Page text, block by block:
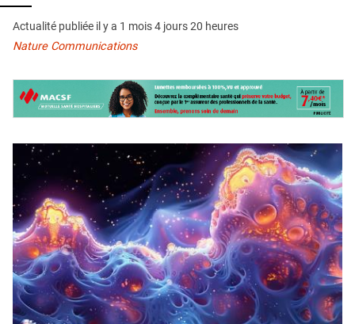
CONDITIONS GÉNÉRALES
CONTACT
Actualité publiée il y a 1 mois 4 jours 20 heures
Nature Communications